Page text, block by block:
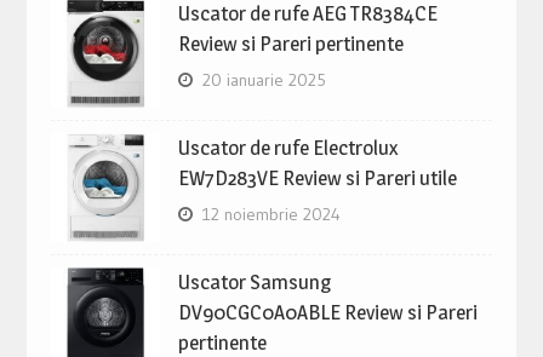
Uscator de rufe AEG TR8384CE
Review si Pareri pertinente
20 ianuarie 2025
Uscator de rufe Electrolux
EW7D283VE Review si Pareri utile
12 noiembrie 2024
Uscator Samsung
DV90CGC0A0ABLE Review si Pareri
pertinente